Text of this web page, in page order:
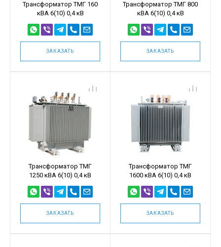
Трансформатор ТМГ 160
кВА 6(10) 0,4 кВ
ЗАКАЗАТЬ
Трансформатор ТМГ 800
кВА 6(10) 0,4 кВ
ЗАКАЗАТЬ
Трансформатор ТМГ
1250 кВА 6(10) 0,4 кВ
ЗАКАЗАТЬ
Трансформатор ТМГ
1600 кВА 6(10) 0,4 кВ
ЗАКАЗАТЬ